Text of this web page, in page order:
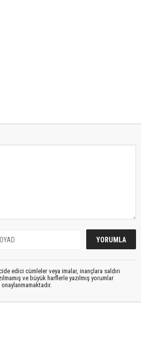
edici cümleler veya imalar, inançlara saldırı
ve büyük harflerle yazılmış yorumlar